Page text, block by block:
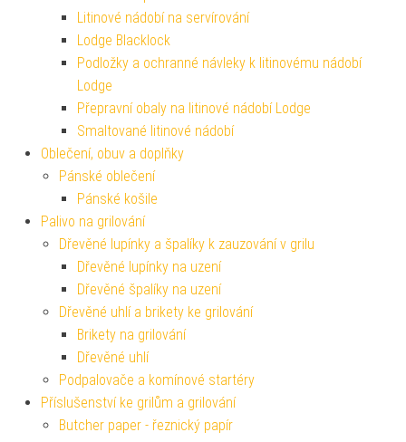
Litinové nádobí na servírování
Lodge Blacklock
Podložky a ochranné návleky k litinovému nádobí
Lodge
Přepravní obaly na litinové nádobí Lodge
Smaltované litinové nádobí
Oblečení, obuv a doplňky
Pánské oblečení
Pánské košile
Palivo na grilování
Dřevěné lupínky a špalíky k zauzování v grilu
Dřevěné lupínky na uzení
Dřevěné špalíky na uzení
Dřevěné uhlí a brikety ke grilování
Brikety na grilování
Dřevěné uhlí
Podpalovače a komínové startéry
Příslušenství ke grilům a grilování
Butcher paper - řeznický papír